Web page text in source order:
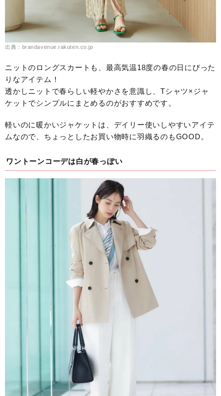
出典：brandavenue.rakuten.co.jp
ニットのロングスカートも、最高気温18度の春の日にぴった
りなアイテム！
透かしニットで春らしい軽やかさを意識し、Tシャツ×ジャ
ケットでシンプルにまとめるのがおすすめです。
軽いのに暖かいジャケットは、デイリー使いしやすいアイテ
ムなので、ちょっとしたお買い物時に羽織るのもGOOD。
ワントーンコーデは白が春っぽい